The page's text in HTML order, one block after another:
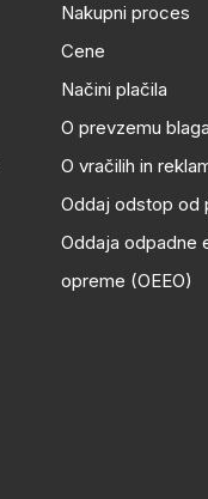
Nakupni proces
Cene
Načini plačila
O prevzemu
O vračilih in
Oddaj odstop od
Oddaja odpadne
opreme (OEEO)